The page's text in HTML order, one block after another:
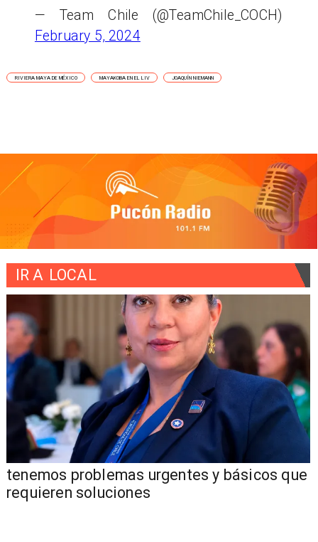
— Team Chile (@TeamChile_COCH)
February 5, 2024
RIVIERA MAYA DE MÉXICO MAYAKOBA EN EL LIV JOAQUÍN NIEMANN
IR A LOCAL
tenemos problemas urgentes y básicos que
requieren soluciones